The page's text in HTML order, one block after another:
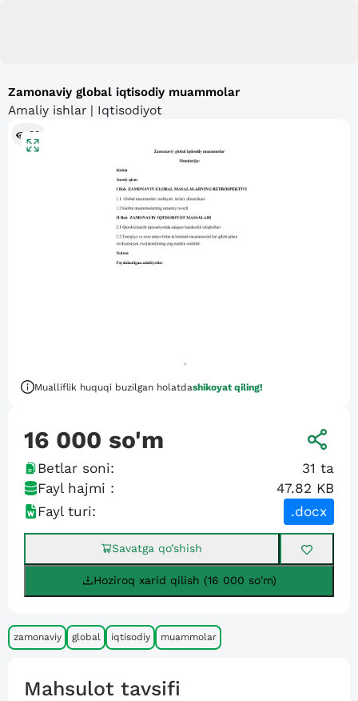
Zamonaviy global iqtisodiy muammolar
Amaliy ishlar | Iqtisodiyot
89
Mualliflik huquqi buzilgan holatdashikoyat qiling!
16 000 so'm
Betlar soni: 31 ta
Fayl hajmi :
47.82 KB
Fayl turi:
.docx
Savatga qo’shish
Hoziroq xarid qilish (16 000 so'm)
zamonaviy global iqtisodiy muammolar
Mahsulot tavsifi